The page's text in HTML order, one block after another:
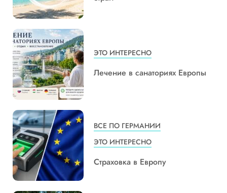
ЭТО ИНТЕРЕСНО
Лечение в санаториях Европы
ВСЕ ПО ГЕРМАНИИ
ЭТО ИНТЕРЕСНО
Страховка в Европу